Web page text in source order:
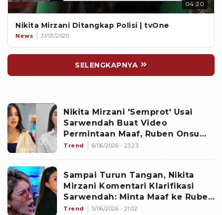
04:20
Nikita Mirzani Ditangkap Polisi | tvOne
News 31/01/2020
SELENGKAPNYA
Nikita Mirzani 'Semprot' Usai
Sarwendah Buat Video
Permintaan Maaf, Ruben Onsu
Cuma Respons Begini
Trend 6/06/2026 - 23:23
Sampai Turun Tangan, Nikita
Mirzani Komentari Klarifikasi
Sarwendah: Minta Maaf ke Ruben
Onsu, Bukan Netizen
Trend 5/06/2026 - 21:02